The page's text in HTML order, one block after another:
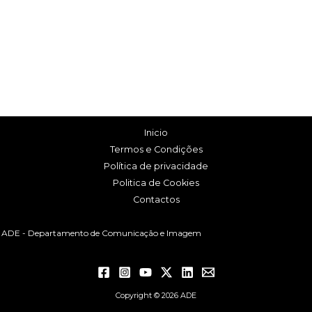
Inicio
Termos e Condições
Política de privacidade
Politica de Cookies
Contactos
ADE - Departamento de Comunicação e Imagem
Copyright © 2026 ADE